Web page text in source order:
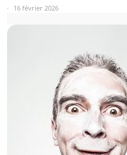
16 février 2026